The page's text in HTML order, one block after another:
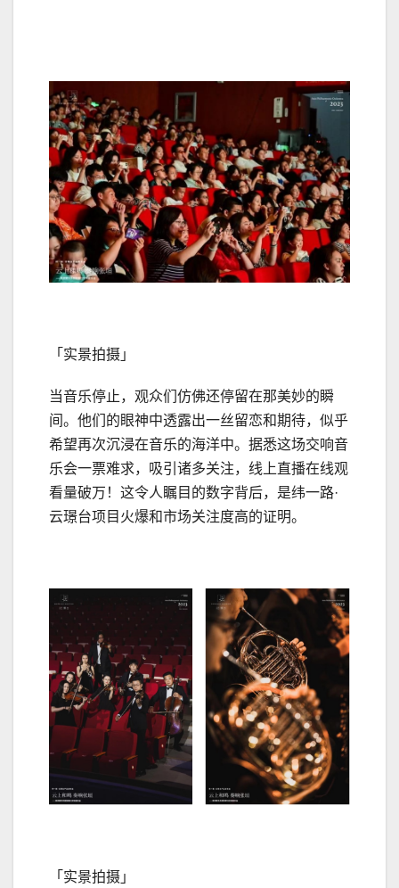
「实景拍摄」
当音乐停止，观众们仿佛还停留在那美妙的瞬
间。他们的眼神中透露出一丝留恋和期待，似乎
希望再次沉浸在音乐的海洋中。据悉这场交响音
乐会一票难求，吸引诸多关注，线上直播在线观
看量破万！这令人瞩目的数字背后，是纬一路·
云璟台项目火爆和市场关注度高的证明。
「实景拍摄」